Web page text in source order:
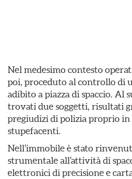
Nel medesimo contesto
poi, proceduto al controllo di
adibito a piazza di spaccio. Al
trovati due soggetti, risultati
pregiudizi di polizia proprio in
stupefacenti.
Nell’immobile è stato
strumentale all’attività di
elettronici di precisione e